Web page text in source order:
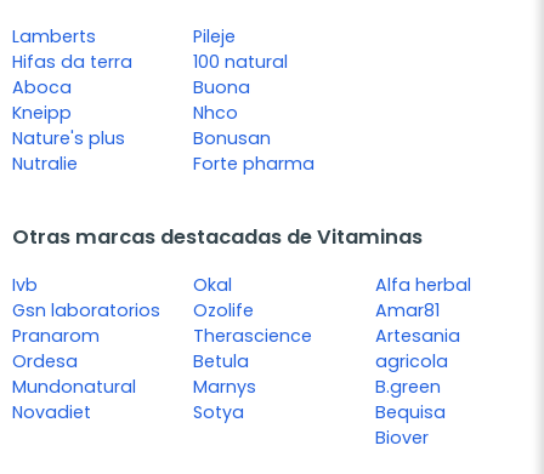
Lamberts
Hifas da terra
Aboca
Kneipp
Nature's plus
Nutralie
Pileje
100 natural
Buona
Nhco
Bonusan
Forte pharma
Otras marcas destacadas de Vitaminas
Ivb
Gsn laboratorios
Pranarom
Ordesa
Mundonatural
Novadiet
Okal
Ozolife
Therascience
Betula
Marnys
Sotya
Alfa herbal
Amar81
Artesania
agricola
B.green
Bequisa
Biover